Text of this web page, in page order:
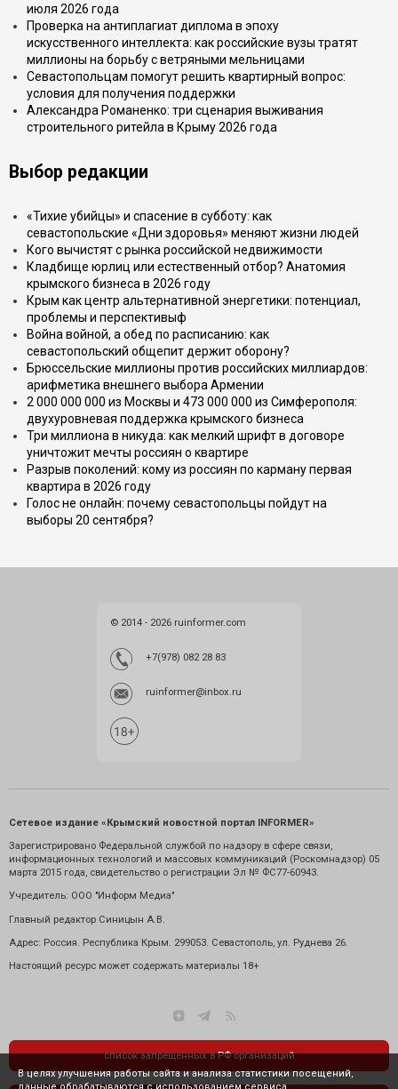
июля 2026 года
Проверка на антиплагиат диплома в эпоху
искусственного интеллекта: как российские вузы тратят
миллионы на борьбу с ветряными мельницами
Севастопольцам помогут решить квартирный вопрос:
условия для получения поддержки
Александра Романенко: три сценария выживания
строительного ритейла в Крыму 2026 года
Выбор редакции
«Тихие убийцы» и спасение в субботу: как
севастопольские «Дни здоровья» меняют жизни людей
Кого вычистят с рынка российской недвижимости
Кладбище юрлиц или естественный отбор? Анатомия
крымского бизнеса в 2026 году
Крым как центр альтернативной энергетики: потенциал,
проблемы и перспективыф
Война войной, а обед по расписанию: как
севастопольский общепит держит оборону?
Брюссельские миллионы против российских миллиардов:
арифметика внешнего выбора Армении
2 000 000 000 из Москвы и 473 000 000 из Симферополя:
двухуровневая поддержка крымского бизнеса
Три миллиона в никуда: как мелкий шрифт в договоре
уничтожит мечты россиян о квартире
Разрыв поколений: кому из россиян по карману первая
квартира в 2026 году
Голос не онлайн: почему севастопольцы пойдут на
выборы 20 сентября?
© 2014 - 2026 ruinformer.com
+7(978) 082 28 83
ruinformer@inbox.ru
Сетевое издание «Крымский новостной портал INFORMER»
Зарегистрировано Федеральной службой по надзору в сфере связи,
информационных технологий и массовых коммуникаций (Роскомнадзор) 05
марта 2015 года, свидетельство о регистрации Эл № ФС77-60943.
Учредитель: ООО "Информ Медиа"
Главный редактор Синицын А.В.
Адрес: Россия. Республика Крым. 299053. Севастополь, ул. Руднева 26.
Настоящий ресурс может содержать материалы 18+
список запрещенных в РФ организаций
В целях улучшения работы сайта и анализа статистики посещений,
данные обрабатываются с использованием сервиса